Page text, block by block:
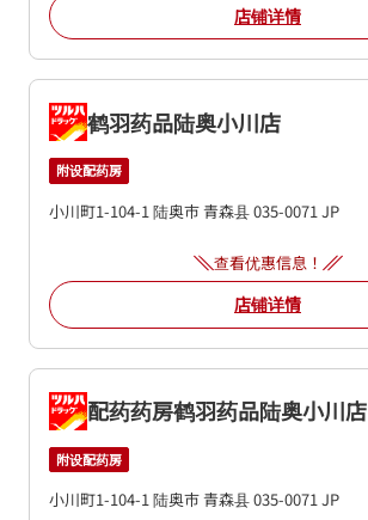
店铺详情
鹤羽药品陆奥小川店
附设配药房
小川町1-104-1 陆奥市青森县035-0071 JP
查看优惠信息！
店铺详情
配药药房鹤羽药品陆奥小川店
附设配药房
小川町1-104-1陆奥市青森县035-0071JP